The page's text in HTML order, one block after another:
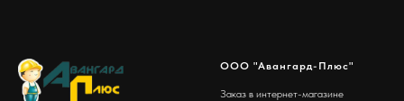
ООО "Авангард-Плюс"
Заказ в интернет-магазине